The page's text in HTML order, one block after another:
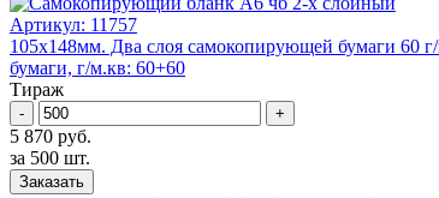
Артикул: 11757
105х148мм. Два слоя самокопирующей бумаги 60
бумаги, г/м.кв: 60+60
Тираж
- +
5 870 руб.
за 500 шт.
Заказать